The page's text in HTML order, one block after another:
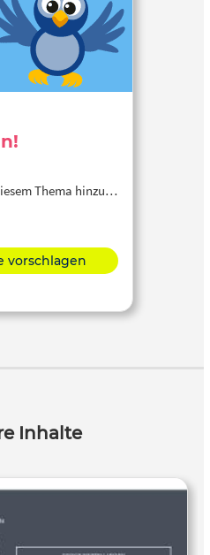
Einbindung generativer KI.
Thema hinzu…
vorschlagen
Inhalte